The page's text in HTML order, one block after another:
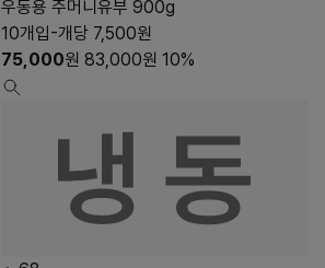
우동용 주머니유부 900g
10개입-개당 7,500원
75,000원 83,000원 10%